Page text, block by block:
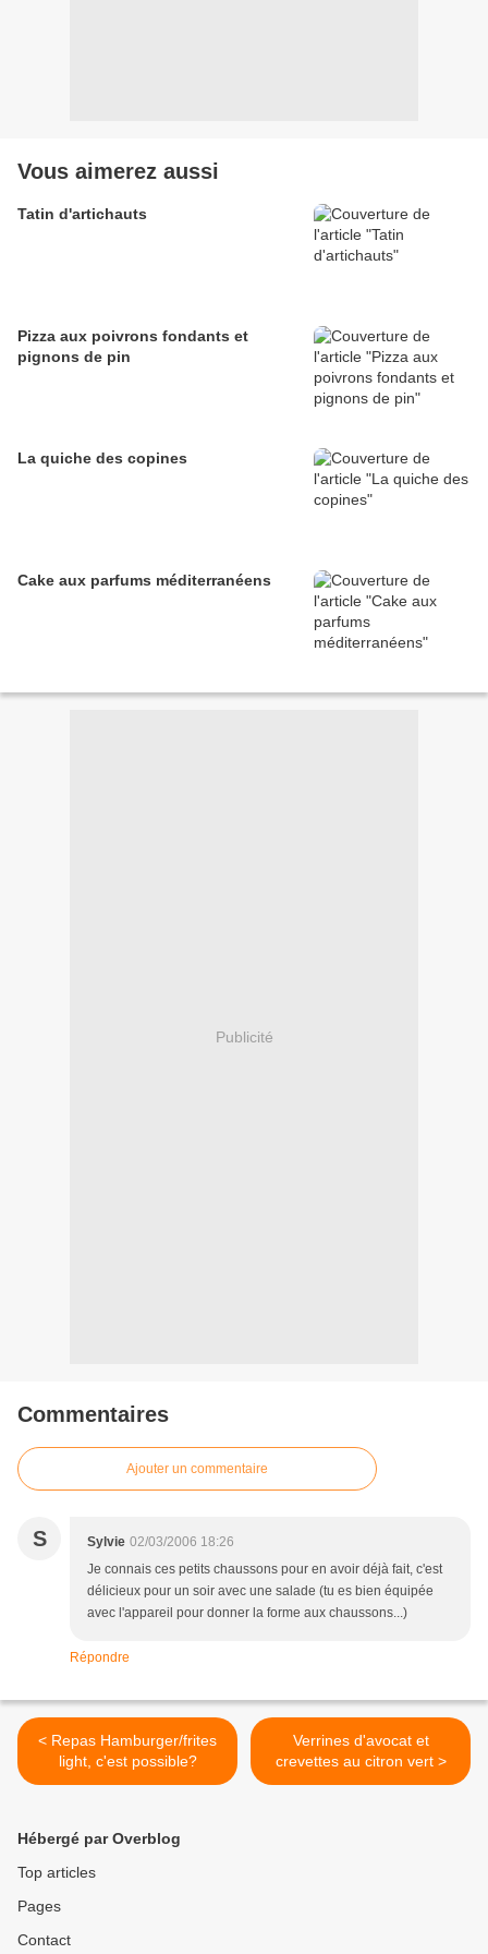
Vous aimerez aussi
Tatin d'artichauts
Pizza aux poivrons fondants et
pignons de pin
La quiche des copines
Cake aux parfums méditerranéens
Publicité
Commentaires
Ajouter un commentaire
S Sylvie 02/03/2006 18:26
Je connais ces petits chaussons pour en avoir déjà fait, c'est
délicieux pour un soir avec une salade (tu es bien équipée
avec l'appareil pour donner la forme aux chaussons...)
Répondre
< Repas Hamburger/frites
light, c'est possible?
Verrines d'avocat et
crevettes au citron vert >
Hébergé par Overblog
Top articles
Pages
Contact